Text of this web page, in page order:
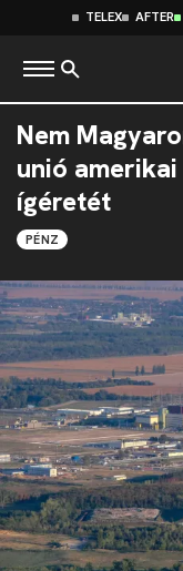
TELEX AFTER
Nem
unió
ígéretét
PÉNZ